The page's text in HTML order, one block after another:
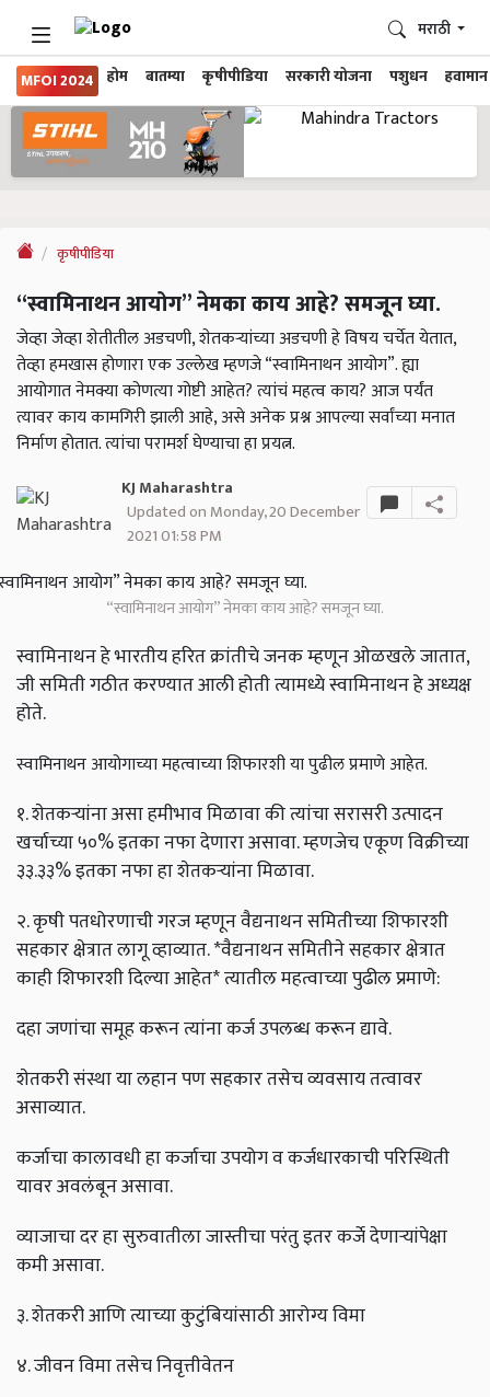
MFOI 2024 होम बातम्या कृषीपीडिया सरकारी योजना पशुधन हवामान
मराठी
कृषीपीडिया
“स्वामिनाथन आयोग” नेमका काय आहे? समजून घ्या.
जेव्हा जेव्हा शेतीतील अडचणी, शेतकऱ्यांच्या अडचणी हे विषय चर्चेत येतात,
तेव्हा हमखास होणारा एक उल्लेख म्हणजे “स्वामिनाथन आयोग”. ह्या
आयोगात नेमक्या कोणत्या गोष्टी आहेत? त्यांचं महत्व काय? आज पर्यंत
त्यावर काय कामगिरी झाली आहे, असे अनेक प्रश्न आपल्या सर्वांच्या मनात
निर्माण होतात. त्यांचा परामर्श घेण्याचा हा प्रयत्न.
KJ Maharashtra
Updated on Monday, 20 December
2021 01:58 PM
“स्वामिनाथन आयोग” नेमका काय आहे? समजून घ्या.
स्वामिनाथन हे भारतीय हरित क्रांतीचे जनक म्हणून ओळखले जातात,
जी समिती गठीत करण्यात आली होती त्यामध्ये स्वामिनाथन हे अध्यक्ष
होते.
स्वामिनाथन आयोगाच्या महत्वाच्या शिफारशी या पुढील प्रमाणे आहेत.
१. शेतकऱ्यांना असा हमीभाव मिळावा की त्यांचा सरासरी उत्पादन
खर्चाच्या ५०% इतका नफा देणारा असावा. म्हणजेच एकूण विक्रीच्या
३३.३३% इतका नफा हा शेतकऱ्यांना मिळावा.
२. कृषी पतधोरणाची गरज म्हणून वैद्यनाथन समितीच्या शिफारशी
सहकार क्षेत्रात लागू व्हाव्यात. *वैद्यनाथन समितीने सहकार क्षेत्रात
काही शिफारशी दिल्या आहेत* त्यातील महत्वाच्या पुढील प्रमाणे:
दहा जणांचा समूह करून त्यांना कर्ज उपलब्ध करून द्यावे.
शेतकरी संस्था या लहान पण सहकार तसेच व्यवसाय तत्वावर
असाव्यात.
कर्जाचा कालावधी हा कर्जाचा उपयोग व कर्जधारकाची परिस्थिती
यावर अवलंबून असावा.
व्याजाचा दर हा सुरुवातीला जास्तीचा परंतु इतर कर्जे देणाऱ्यांपेक्षा
कमी असावा.
३. शेतकरी आणि त्याच्या कुटुंबियांसाठी आरोग्य विमा
४. जीवन विमा तसेच निवृत्तीवेतन